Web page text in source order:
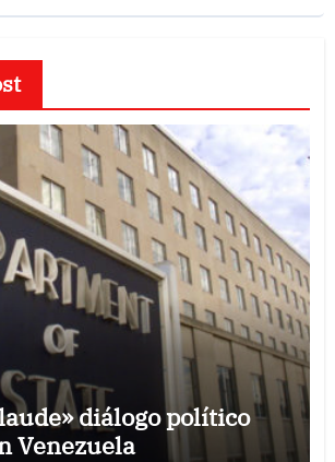
diálogo político
Venezuela